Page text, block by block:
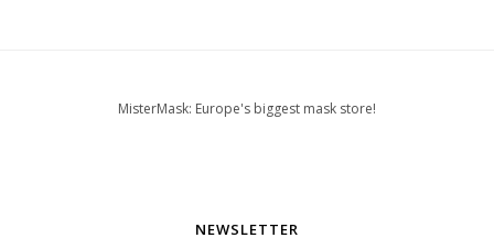
MisterMask: Europe's biggest mask store!
NEWSLETTER